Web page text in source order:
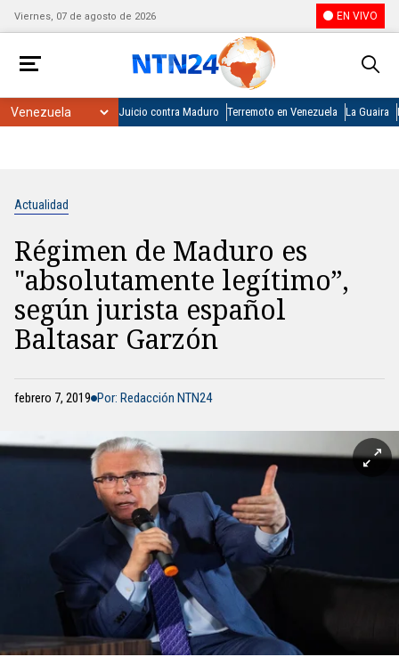
Viernes, 07 de agosto de 2026 EN VIVO
Juicio contra Maduro Terremoto en Venezuela La Guaira
Actualidad
Régimen de Maduro es
"absolutamente legítimo”,
según jurista español
Baltasar Garzón
febrero 7, 2019 Por: Redacción NTN24